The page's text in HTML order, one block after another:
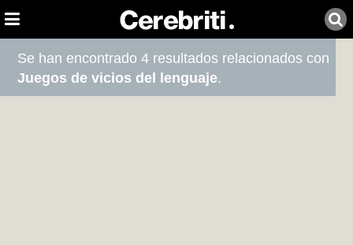
Se han encontrado 4 resultados relacionados con
Juegos de vicios del lenguaje.